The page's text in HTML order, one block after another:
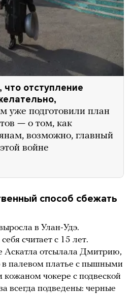
что отступление
уже подготовили план
— о том, как
возможно, главный
войне
способ сбежать
в Улан-Удэ.
считает с 15 лет.
Аскатла отсылала Дмитрию,
в палевом платье с пышными
кожаном чокере с подвеской
всегда подведены: черные